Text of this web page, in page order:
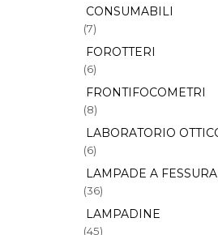
CONSUMABILI
(7)
FOROTTERI
(6)
FRONTIFOCOMETRI
(8)
LABORATORIO
(6)
LAMPADE A FESSURA
(36)
LAMPADINE
(45)